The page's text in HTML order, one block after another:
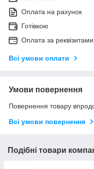
Оплата на рахунок
Готівкою
Оплата за реквізитами
Всі умови оплати
Умови повернення
Повернення товару
Всі умови повернення
Подібні товари